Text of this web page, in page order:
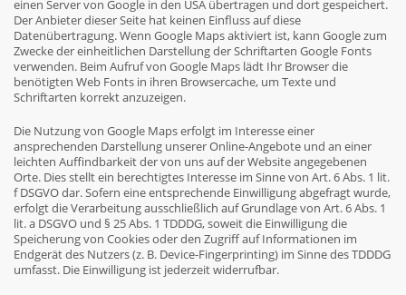
einen Server von Google in den USA übertragen und dort gespeichert.
Der Anbieter dieser Seite hat keinen Einfluss auf diese
Datenübertragung. Wenn Google Maps aktiviert ist, kann Google zum
Zwecke der einheitlichen Darstellung der Schriftarten Google Fonts
verwenden. Beim Aufruf von Google Maps lädt Ihr Browser die
benötigten Web Fonts in ihren Browsercache, um Texte und
Schriftarten korrekt anzuzeigen.
Die Nutzung von Google Maps erfolgt im Interesse einer
ansprechenden Darstellung unserer Online-Angebote und an einer
leichten Auffindbarkeit der von uns auf der Website angegebenen
Orte. Dies stellt ein berechtigtes Interesse im Sinne von Art. 6 Abs. 1 lit.
f DSGVO dar. Sofern eine entsprechende Einwilligung abgefragt wurde,
erfolgt die Verarbeitung ausschließlich auf Grundlage von Art. 6 Abs. 1
lit. a DSGVO und § 25 Abs. 1 TDDDG, soweit die Einwilligung die
Speicherung von Cookies oder den Zugriff auf Informationen im
Endgerät des Nutzers (z. B. Device-Fingerprinting) im Sinne des TDDDG
umfasst. Die Einwilligung ist jederzeit widerrufbar.